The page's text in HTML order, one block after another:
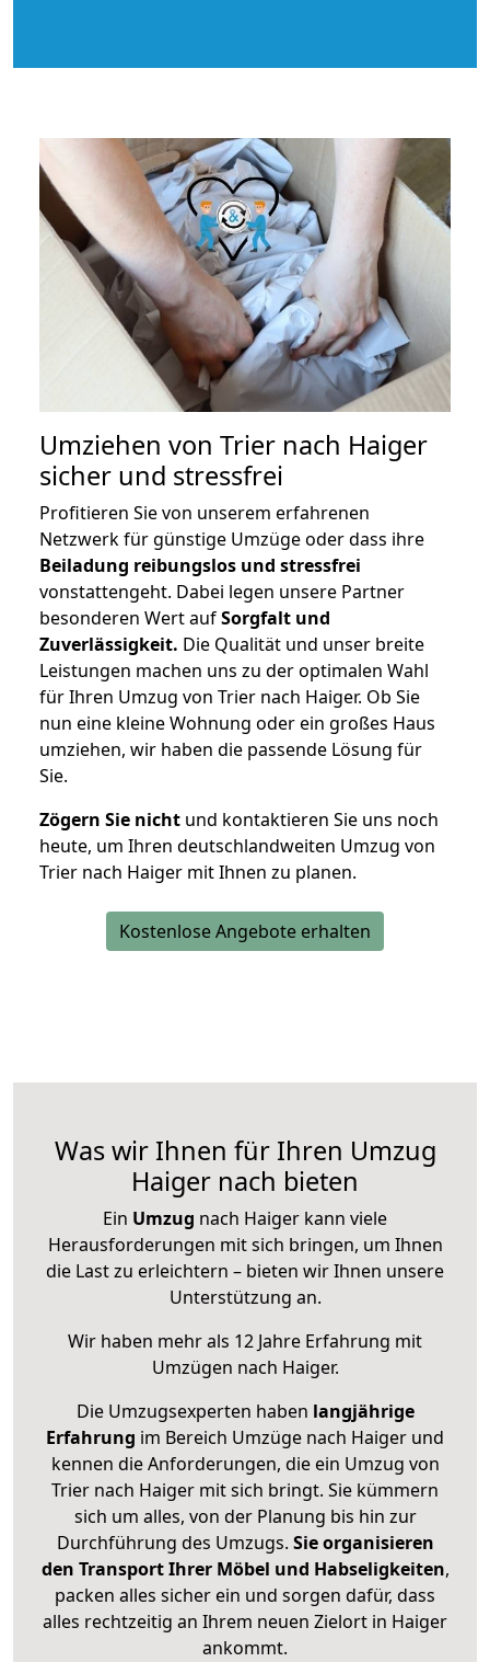
Umziehen von Trier nach Haiger
sicher und stressfrei
Profitieren Sie von unserem erfahrenen
Netzwerk für günstige Umzüge oder dass ihre
Beiladung reibungslos und stressfrei
vonstattengeht. Dabei legen unsere Partner
besonderen Wert aufSorgfalt und
Zuverlässigkeit. Die Qualität und unser breite
Leistungen machen uns zu der optimalen Wahl
für Ihren Umzug von Trier nach Haiger. Ob Sie
nun eine kleine Wohnung oder ein großes Haus
umziehen, wir haben die passende Lösung für
Sie.
Zögern Sie nicht und kontaktieren Sie uns noch
heute, um Ihren deutschlandweiten Umzug von
Trier nach Haiger mit Ihnen zu planen.
Kostenlose Angebote erhalten
Was wir Ihnen für Ihren Umzug
Haiger nach bieten
Ein Umzug nach Haiger kann viele
Herausforderungen mit sich bringen, um Ihnen
die Last zu erleichtern – bieten wir Ihnen unsere
Unterstützung an.
Wir haben mehr als 12 Jahre Erfahrung mit
Umzügen nach Haiger.
Die Umzugsexperten haben langjährige
Erfahrung im Bereich Umzüge nach Haiger und
kennen die Anforderungen, die ein Umzug von
Trier nach Haiger mit sich bringt. Sie kümmern
sich um alles, von der Planung bis hin zur
Durchführung des Umzugs. Sie organisieren
den Transport Ihrer Möbel und Habseligkeiten,
packen alles sicher ein und sorgen dafür, dass
alles rechtzeitig an Ihrem neuen Zielort in Haiger
ankommt.